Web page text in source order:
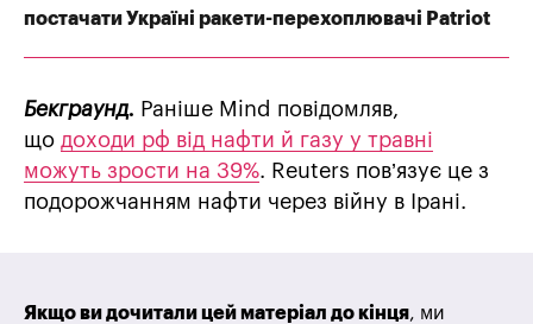
постачати Україні ракети-перехоплювачі Patriot
Бекграунд. Раніше Mind повідомляв,
що доходи рф від нафти й газу у травні
можуть зрости на 39%. Reuters пов’язує це з
подорожчанням нафти через війну в Ірані.
Якщо ви дочитали цей матеріал до кінця, ми